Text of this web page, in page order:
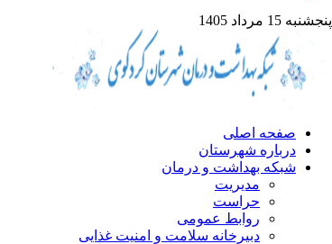
پنجشنبه 15 مرداد 1405
صفحه اصلی
درباره شهرستان
شبکه بهداشت و درمان
مدیریت
حراست
روابط عمومی
دبیرخانه سلامت و امنیت غذایی